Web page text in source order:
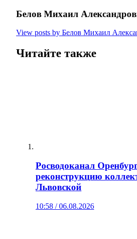
Белов Михаил
View posts by Белов Михаил
Читайте также
Росводоканал
реконструкцию
Львовской
10:58 / 06.08.2026